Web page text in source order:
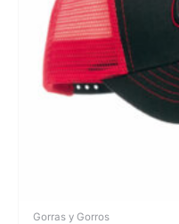
Gorras y Gorros